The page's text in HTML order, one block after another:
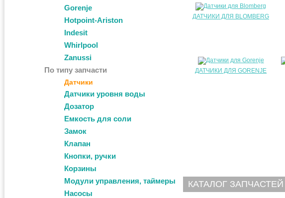
Gorenje
Hotpoint-Ariston
Indesit
Whirlpool
Zanussi
По типу запчасти
Датчики
Датчики уровня воды
Дозатор
Емкость для соли
Замок
Клапан
Кнопки, ручки
Корзины
Модули управления, таймеры
Насосы
ДАТЧИКИ ДЛЯ BLOMBERG
ДАТЧИКИ ДЛЯ GORENJE
КАТАЛОГ ЗАПЧАСТЕЙ